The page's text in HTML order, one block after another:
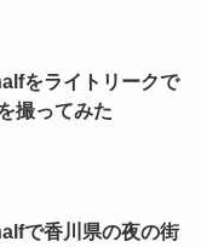
をライトリークで
撮ってみた
で香川県の夜の街